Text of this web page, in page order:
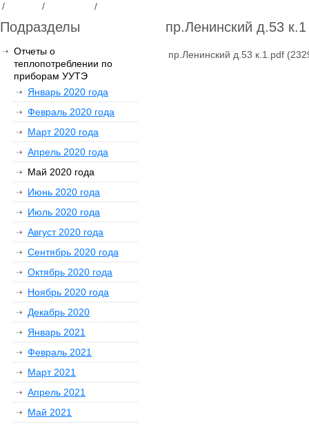
/
/
/
Подразделы
Отчеты о
теплопотреблении по
приборам УУТЭ
Январь 2020 года
Февраль 2020 года
Март 2020 года
Апрель 2020 года
Май 2020 года
Июнь 2020 года
Июль 2020 года
Август 2020 года
Сентябрь 2020 года
Октябрь 2020 года
Ноябрь 2020 года
Декабрь 2020
Январь 2021
Февраль 2021
Март 2021
Апрель 2021
Май 2021
пр.Ленинский д.53 к.1
пр.Ленинский д.53 к.1.pdf